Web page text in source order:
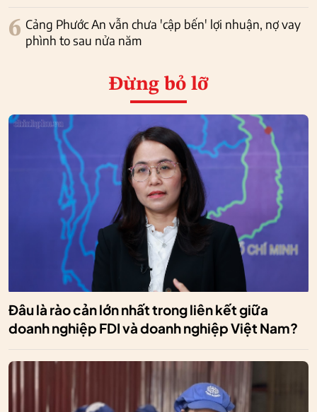
6 Cảng Phước An vẫn chưa 'cập bến' lợi nhuận, nợ vay
phình to sau nửa năm
Đừng bỏ lỡ
Đâu là rào cản lớn nhất trong liên kết giữa
doanh nghiệp FDI và doanh nghiệp Việt Nam?